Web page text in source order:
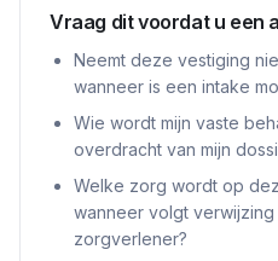
Vraag dit voordat u een
Neemt deze vestiging
wanneer is een intake
Wie wordt mijn vaste
overdracht van mijn
Welke zorg wordt op
wanneer volgt
zorgverlener?